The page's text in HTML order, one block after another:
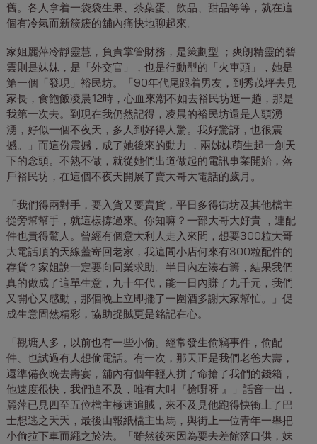
舊。各人拿着一袋袋生果、茶葉蛋、飲品、甜品等等，就在這
個有冷氣而新簇簇的舖內痛快地聊起來。
家姐麗萍冷靜靈慧，負責掌管財務，是策劃型 ；爽朗精靈的碧
雲則是妹妹，是「外交官」，也是行動型的「火車頭」，她是
第一個「發現」裕民坊。「90年代尾跟着男友，到秀茂坪去見
家長，食飽飯凌晨12時，心血來潮不如去裕民坊逛一趟，那是
我第一次去。到現在我仍然記得，凌晨的裕民坊還是人頭湧
湧，好似一個不夜天，多人到好得人驚。我好驚訝，也很震
撼。」而這份震撼，成了她後來的動力 ，兩姊妹萌生起一創天
下的念頭。不熟不做，就從她們出道做起的電訊事業開始，落
戶裕民坊，在這個不夜天開展了賣大哥大電話的歲月。
「我們得兩對手，要入貨又要賣貨，平日多得街坊及其他檔主
從旁幫幫手，就這樣撐過來。你知嘛？一部大哥大好貴 ，連配
件也貴得驚人。曾經有個意大利人走入來問，想要300粒大哥
大電話頂的天線蓋寄回老家，我這間小店何來有300粒配件的
存貨？家姐說一定要向同業求助。半日內左湊右籌，結果我們
真的做成了這單生意，九十年代，能一日內賺了九千元，我們
又開心又感動，那個晚上立即擺了一圍酒多謝大家幫忙。」促
成生意固然精彩，協助捉賊更是銘記在心。
「觀塘人多，以前也有一些小偷。經常發生偷竊事件，偷配
件、也試過有人想偷電話。有一次，那天正是我們老爸大壽，
還準備夜晚去壽宴，舖內有個年輕人拼了命搶了我們的錢箱，
他速度很快，我們追不及，唯有大叫『搶嘢呀 』」話音一出，
麗萍已見四至五位檔主極速追賊，來不及見他跑得快衝上了巴
士想逃之夭夭，最後由報紙檔主出馬，與街上一位青年一舉把
小偷拉下車而繩之於法。「雖然後來因為要去差館落口供，妹